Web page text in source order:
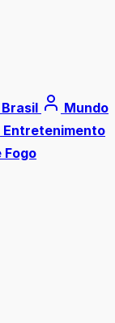
Brasil
Mundo
Entretenimento
Fogo